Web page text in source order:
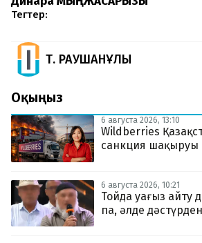
Тегтер:
Т. РАУШАНҰЛЫ
Оқыңыз
6 августа 2026, 13:10
Wildberries
санкция шақыруы
6 августа 2026, 10:21
Тойда уағыз айту
па, әлде